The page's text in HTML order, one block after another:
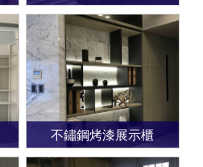
不鏽鋼烤漆展示櫃